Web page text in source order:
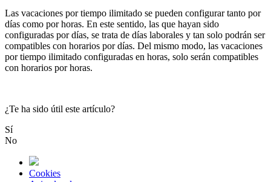
Las vacaciones por tiempo ilimitado se pueden configurar tanto por
días como por horas. En este sentido, las que hayan sido
configuradas por días, se trata de días laborales y tan solo podrán ser
compatibles con horarios por días. Del mismo modo, las vacaciones
por tiempo ilimitado configuradas en horas, solo serán compatibles
con horarios por horas.
¿Te ha sido útil este artículo?
Sí
No
Cookies